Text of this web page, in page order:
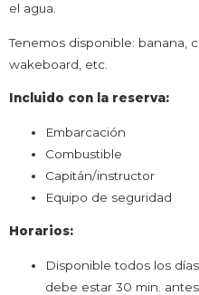
el agua.
Tenemos disponible: banana,
wakeboard, etc.
Incluido con la reserva:
Embarcación
Combustible
Capitán/instructor
Equipo de seguridad
Horarios:
Disponible todos los
debe estar 30 min.